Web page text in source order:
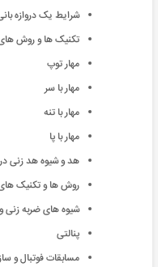
شرایط یک دروازه
تکنیک ها و روش
مهار توپ
مهار با سر
مهار با تنه
مهار با پا
هد و شیوه هد زنی
روش ها و تکنیک
شیوه های ضربه زنی
پنالتی
مسابقات فوتبال و